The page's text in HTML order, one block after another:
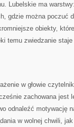
Lubelskie ma
gdzie można poczuć
obiekty,
temu zwiedzanie
w głowie
zachowana jest
odnaleźć motywację
w wolnej chwili,